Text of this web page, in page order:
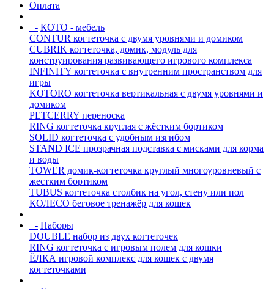
Оплата
+- КОТО - мебель
CONTUR когтеточка с двумя уровнями и домиком
CUBRIK когтеточка, домик, модуль для
конструирования развивающего игрового комплекса
INFINITY когтеточка с внутренним пространством для
игры
KOTORO когтеточка вертикальная с двумя уровнями и
домиком
PETCERRY переноска
RING когтеточка круглая с жёстким бортиком
SOLID когтеточка с удобным изгибом
STAND ICE прозрачная подставка с мисками для корма
и воды
TOWER домик-когтеточка круглый многоуровневый с
жестким бортиком
TUBUS когтеточка столбик на угол, стену или пол
КОЛЕСО беговое тренажёр для кошек
+- Наборы
DOUBLE набор из двух когтеточек
RING когтеточка c игровым полем для кошки
ЁЛКА игровой комплекс для кошек с двумя
когтеточками